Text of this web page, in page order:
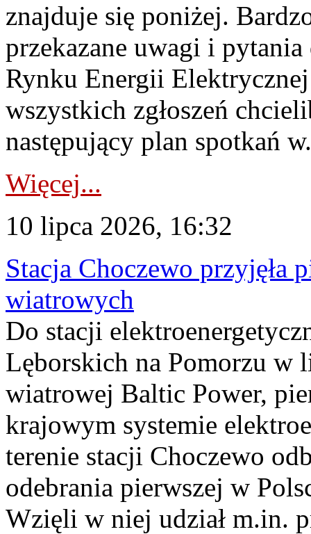
znajduje się poniżej.
przekazane uwagi i
Rynku Energii
wszystkich zgłoszeń
następujący plan spotkań
Więcej...
10 lipca 2026, 16:32
Stacja Choczewo przyjęła
wiatrowych
Do stacji
Lęborskich na Pomorzu w
wiatrowej Baltic Power,
krajowym systemie
terenie stacji Choczewo
odebrania pierwszej w
Wzięli w niej udział m.in.